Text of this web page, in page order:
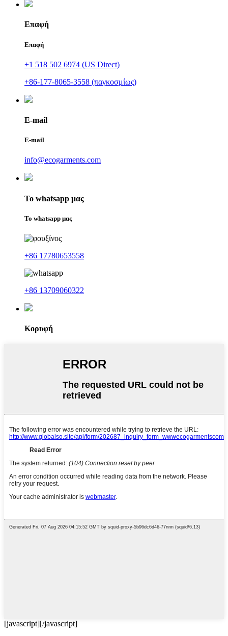
Επαφή
Επαφή
+1 518 502 6974 (US Direct)
+86-177-8065-3558 (παγκοσμίως)
E-mail
E-mail
info@ecogarments.com
Το whatsapp μας
Το whatsapp μας
+86 17780653558
+86 13709060322
Κορυφή
[javascript] [/javascript]